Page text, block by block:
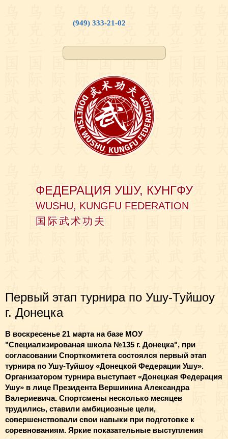
(949) 333-21-02
ФЕДЕРАЦИЯ УШУ, КУНГФУ
WUSHU, KUNGFU FEDERATION
国际武术功夫
Первый этап турнира по Ушу-Туйшоу
г. Донецка
В воскресенье 21 марта на базе МОУ
"Специализированая школа №135 г. Донецка", при
согласовании Спорткомитета состоялся первый этап
турнира по Ушу-Туйшоу «Донецкой Федерации Ушу».
Организатором турнира выступает «Донецкая Федерация
Ушу» в лице Президента Вершинина Александра
Валериевича. Спортсмены несколько месяцев
трудились, ставили амбициозные цели,
совершенствовали свои навыки при подготовке к
соревнованиям. Яркие показательные выступления